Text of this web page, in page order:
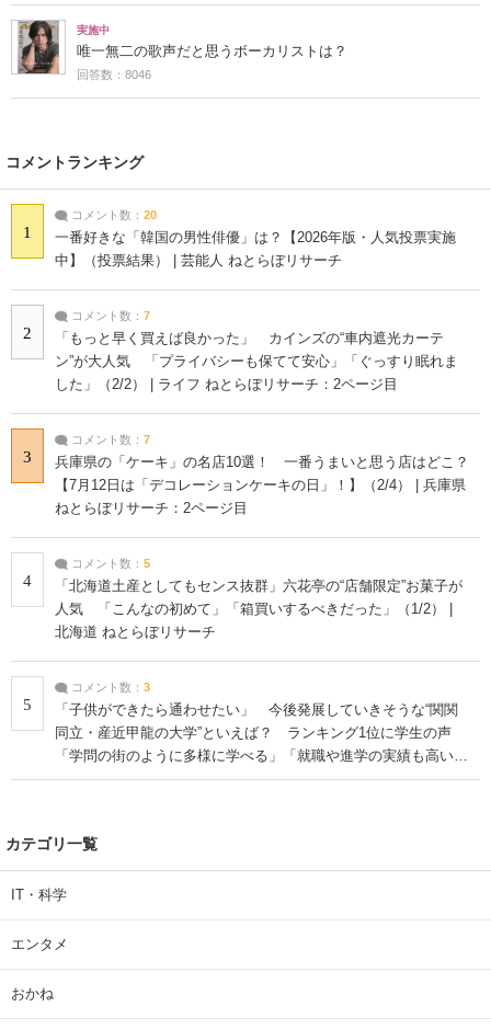
実施中
唯一無二の歌声だと思うボーカリストは？
回答数：8046
コメントランキング
1
コメント数： 20
一番好きな「韓国の男性俳優」は？【2026年版・人気投票実施
中】（投票結果） | 芸能人 ねとらぼリサーチ
2
コメント数： 7
「もっと早く買えば良かった」 カインズの“車内遮光カーテ
ン”が大人気 「プライバシーも保てて安心」「ぐっすり眠れま
した」（2/2） | ライフ ねとらぼリサーチ：2ページ目
3
コメント数： 7
兵庫県の「ケーキ」の名店10選！ 一番うまいと思う店はどこ？
【7月12日は「デコレーションケーキの日」！】（2/4） | 兵庫県
ねとらぼリサーチ：2ページ目
4
コメント数： 5
「北海道土産としてもセンス抜群」六花亭の“店舗限定”お菓子が
人気 「こんなの初めて」「箱買いするべきだった」（1/2） |
北海道 ねとらぼリサーチ
5
コメント数： 3
「子供ができたら通わせたい」 今後発展していきそうな“関関
同立・産近甲龍の大学”といえば？ ランキング1位に学生の声
「学問の街のように多様に学べる」「就職や進学の実績も高い」
| 大学 ねとらぼリサーチ
カテゴリ一覧
IT・科学
エンタメ
おかね